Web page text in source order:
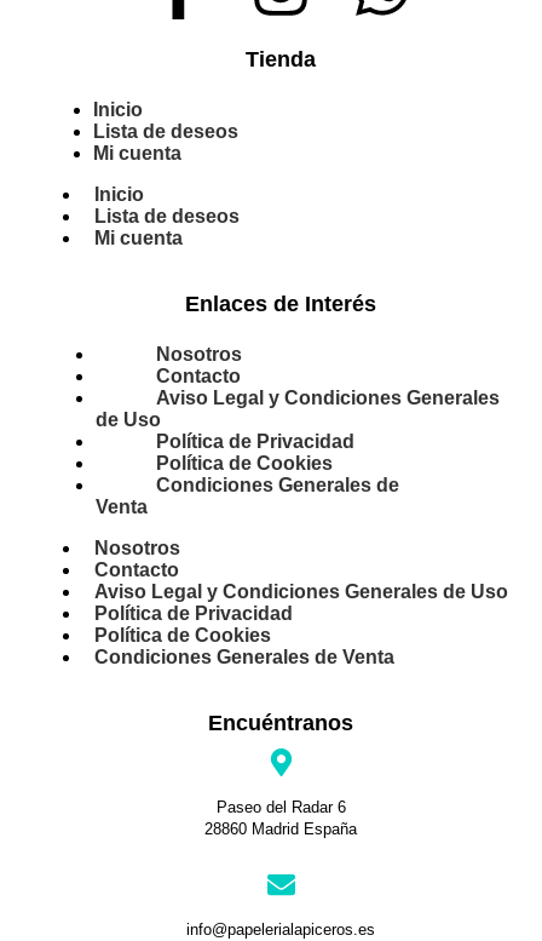
Tienda
Inicio
Lista de deseos
Mi cuenta
Inicio
Lista de deseos
Mi cuenta
Enlaces de Interés
Nosotros
Contacto
Aviso Legal y Condiciones Generales
de Uso
Política de Privacidad
Política de Cookies
Condiciones Generales de
Venta
Nosotros
Contacto
Aviso Legal y Condiciones Generales de Uso
Política de Privacidad
Política de Cookies
Condiciones Generales de Venta
Encuéntranos
Paseo del Radar 6
28860 Madrid España
info@papelerialapiceros.es